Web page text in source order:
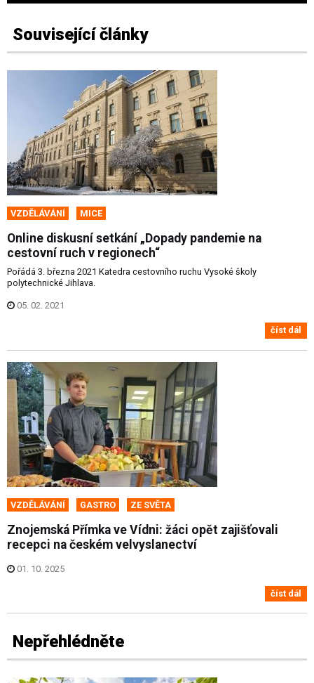
Související články
VZDĚLÁVÁNÍ MICE
Online diskusní setkání „Dopady pandemie na
cestovní ruch v regionech“
Pořádá 3. března 2021 Katedra cestovního ruchu Vysoké školy
polytechnické Jihlava.
05. 02. 2021
číst dál
VZDĚLÁVÁNÍ GASTRO ZE SVĚTA
Znojemská Přímka ve Vídni: žáci opět zajišťovali
recepci na českém velvyslanectví
01. 10. 2025
číst dál
Nepřehlédněte